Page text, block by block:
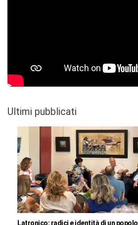
Ultimi pubblicati
Latronico: radici e identità di un popolo